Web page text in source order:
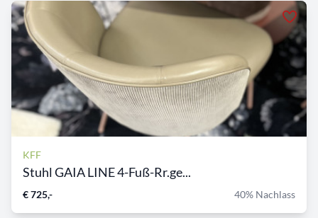
KFF
Stuhl GAIA LINE 4-Fuß-Rr.ge...
€ 725,- 40% Nachlass